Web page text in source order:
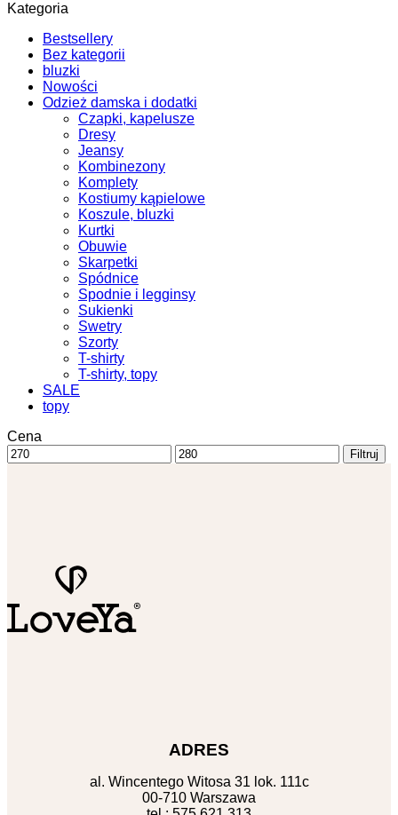
Kategoria
Bestsellery
Bez kategorii
bluzki
Nowości
Odzież damska i dodatki
Czapki, kapelusze
Dresy
Jeansy
Kombinezony
Komplety
Kostiumy kąpielowe
Koszule, bluzki
Kurtki
Obuwie
Skarpetki
Spódnice
Spodnie i legginsy
Sukienki
Swetry
Szorty
T-shirty
T-shirty, topy
SALE
topy
Cena
Cena
min
Cena
max
Filtruj
ADRES
al. Wincentego Witosa 31 lok. 111c
00-710 Warszawa